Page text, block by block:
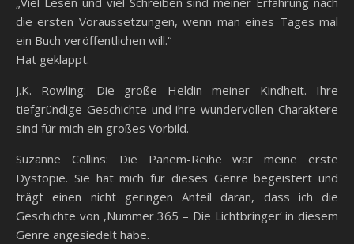
die ersten Voraussetzungen, wenn man eines Tages mal
ein Buch veröffentlichen will.“
Hat geklappt.
J.K. Rowling: Die große Heldin meiner Kindheit. Ihre
tiefgründige Geschichte und ihre wundervollen Charaktere
sind für mich ein großes Vorbild.
Suzanne Collins: Die Panem-Reihe war meine erste
Dystopie. Sie hat mich für dieses Genre begeistert und
trägt einen nicht geringen Anteil daran, dass ich die
Geschichte von ‚Nummer 365 – Die Lichtbringer‘ in diesem
Genre angesiedelt habe.